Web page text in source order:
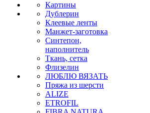
Картины
Дублерин
Клеевые ленты
Манжет-заготовка
Синтепон,
наполнитель
Ткань, сетка
Флизелин
ЛЮБЛЮ ВЯЗАТЬ
Пряжа из шерсти
ALIZE
ETROFIL